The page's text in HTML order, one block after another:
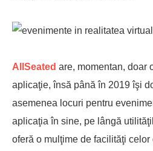
AllSeated are, momentan, doar
aplicaţie, însă până în 2019 îşi
asemenea locuri pentru
aplicaţia în sine, pe lângă
oferă o mulţime de facilităţi